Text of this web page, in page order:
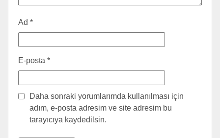
Ad *
E-posta *
Daha sonraki yorumlarımda kullanılması için
adım, e-posta adresim ve site adresim bu
tarayıcıya kaydedilsin.